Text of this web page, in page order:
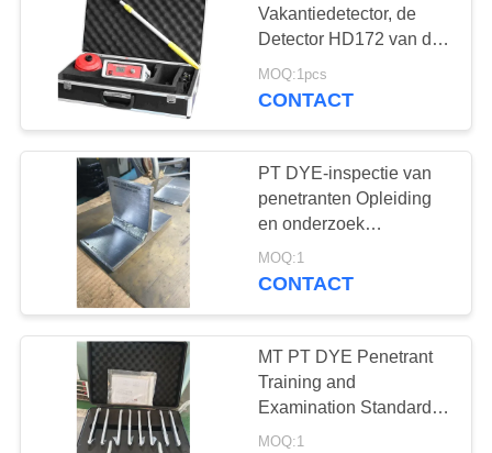
X-Ray Fout Detector
X-Ray pijpleiding
Crawlers
35
Vakantiedetector, de
Detector HD172 van de
Aardgaspijpleiding
MOQ:1pcs
CONTACT
PT DYE-inspectie van
penetranten Opleiding
en onderzoek
Standaardproefproefblok
MOQ:1
CONTACT
MT PT DYE Penetrant
Training and
Examination Standard
Testing Kit
MOQ:1